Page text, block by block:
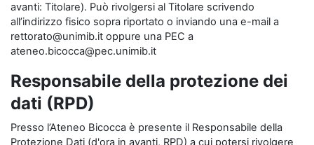
avanti: Titolare). Può rivolgersi al Titolare scrivendo
all’indirizzo fisico sopra riportato o inviando una e-mail a
rettorato@unimib.it oppure una PEC a
ateneo.bicocca@pec.unimib.it
Responsabile della protezione dei
dati (RPD)
Presso l’Ateneo Bicocca è presente il Responsabile della
Protezione Dati (d'ora in avanti, RPD) a cui potersi rivolgere